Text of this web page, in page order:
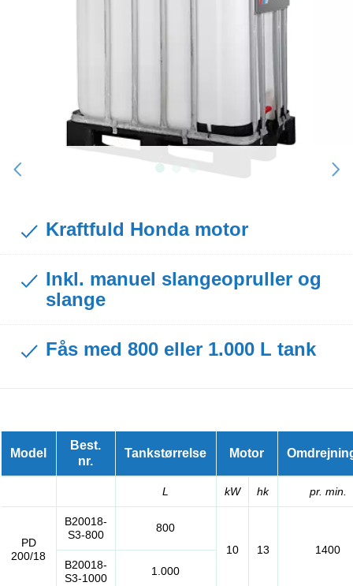
Kraftfuld Honda motor
Inkl. manuel slangeopruller og
slange
Fås med 800 eller 1.000 L tank
Model
Best.
nr.
Tankstørrelse Motor
L kW hk pr. min.
PD
200/18
B20018-
S3-800
800
10
13
1400
B20018-
S3-1000
1.000